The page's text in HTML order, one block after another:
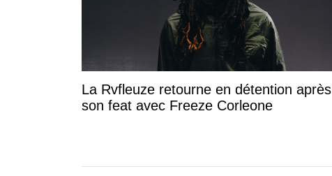
La Rvfleuze retourne en détention après
son feat avec Freeze Corleone